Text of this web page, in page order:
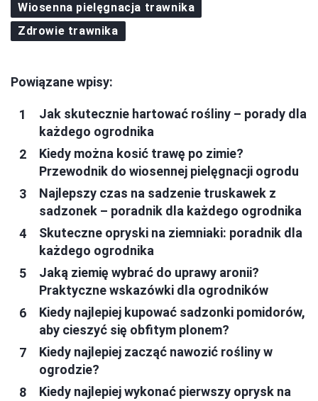
Wiosenna pielęgnacja trawnika
Zdrowie trawnika
Powiązane wpisy:
Jak skutecznie hartować rośliny – porady dla
każdego ogrodnika
Kiedy można kosić trawę po zimie?
Przewodnik do wiosennej pielęgnacji ogrodu
Najlepszy czas na sadzenie truskawek z
sadzonek – poradnik dla każdego ogrodnika
Skuteczne opryski na ziemniaki: poradnik dla
każdego ogrodnika
Jaką ziemię wybrać do uprawy aronii?
Praktyczne wskazówki dla ogrodników
Kiedy najlepiej kupować sadzonki pomidorów,
aby cieszyć się obfitym plonem?
Kiedy najlepiej zacząć nawozić rośliny w
ogrodzie?
Kiedy najlepiej wykonać pierwszy oprysk na